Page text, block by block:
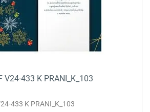
433 K PRANI_K_103
433 K PRANI_K_103